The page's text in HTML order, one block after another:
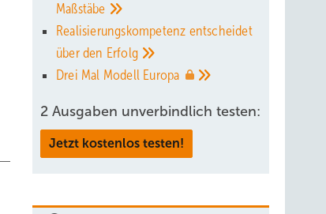
Maßstäbe
Realisierungskompetenz entscheidet
über den Erfolg
Drei Mal Modell Europa
2 Ausgaben unverbindlich testen:
Jetzt kostenlos testen!